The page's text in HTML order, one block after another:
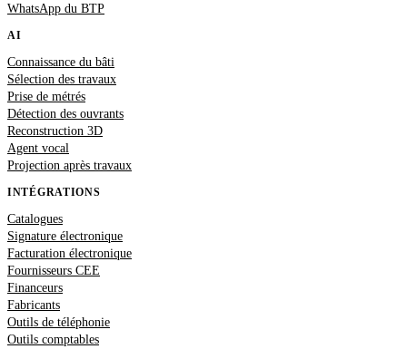
WhatsApp du BTP
AI
Connaissance du bâti
Sélection des travaux
Prise de métrés
Détection des ouvrants
Reconstruction 3D
Agent vocal
Projection après travaux
INTÉGRATIONS
Catalogues
Signature électronique
Facturation électronique
Fournisseurs CEE
Financeurs
Fabricants
Outils de téléphonie
Outils comptables